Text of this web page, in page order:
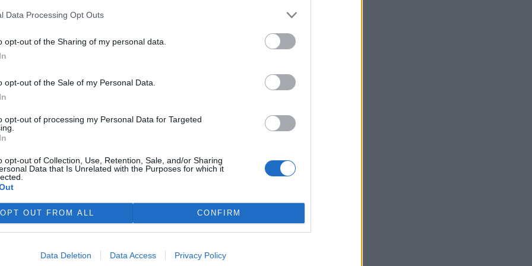
Data Processing Opt Outs
opt-out of the Sharing of my personal data.
opt-out of the Sale of my Personal Data.
opt-out of processing my Personal Data for Targeted
opt-out of Collection, Use, Retention, Sale, and/or Sharing
Data that Is Unrelated with the Purposes for which it
OPT OUT FROM ALL CONFIRM
Data Deletion Data Access Privacy Policy
4 %
7 %
10 %
19 %
Evropy(podle údajů Hnutí DUHA)
52 %
48 %
40 %